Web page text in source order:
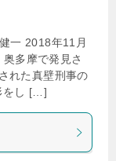
一 2018年11月
多摩で発見さ
れた真壁刑事の
をし […]